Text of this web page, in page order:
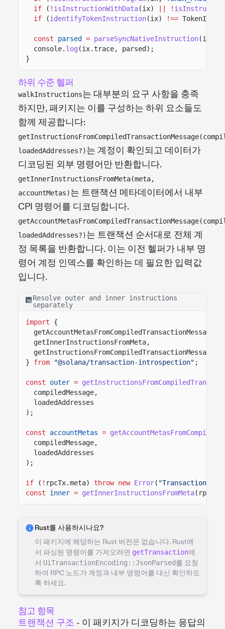
if
( ! isInstructionWithData(ix) || !
if
(identifyTokenInstruction(ix) !==
const parsed = parseSyncNativeInstruction(ix);
console. log (ix.trace, parsed);
}
하위 수준 헬퍼
walkInstructions는 대부분의 요구 사항을 충족
하지만, 패키지는 이를 구성하는 하위 요소들도
함께 제공합니다:
loadedAddresses?)는 계정이 확인되고 데이터가
디코딩된 외부 명령어만 반환합니다.
getInnerInstructionsFromMeta(meta,
accountMetas)는 트랜잭션 메타데이터에서 내부
CPI 명령어를 디코딩합니다.
loadedAddresses?)는 트랜잭션 순서대로 전체 계
정 목록을 반환합니다. 이는 이전 헬퍼가 내부 명
령어 계정 인덱스를 확인하는 데 필요한 입력값
입니다.
Resolve outer and inner instructions
separately
import
{
getAccountMetasFromCompiledTransactionMessage,
getInnerInstructionsFromMeta,
getInstructionsFromCompiledTransactionMessage
}
from "@solana/transaction-introspection" ;
const outer =
compiledMessage,
loadedAddresses
);
const accountMetas =
compiledMessage,
loadedAddresses
);
if ( ! rpcTx.meta) throw new Error( "Transaction
const
inner = getInnerInstructionsFromMeta
Rust를 사용하시나요?
이 패키지에 해당하는 Rust 버전은 없습니다. Rust에
서 파싱된 명령어를 가져오려면 getTransaction에
서 UiTransactionEncoding::JsonParsed를 요청
하여 RPC 노드가 계정과 내부 명령어를 대신 확인하도
록 하세요.
참고 항목
트랜잭션 구조 - 이 패키지가 디코딩하는 응답의